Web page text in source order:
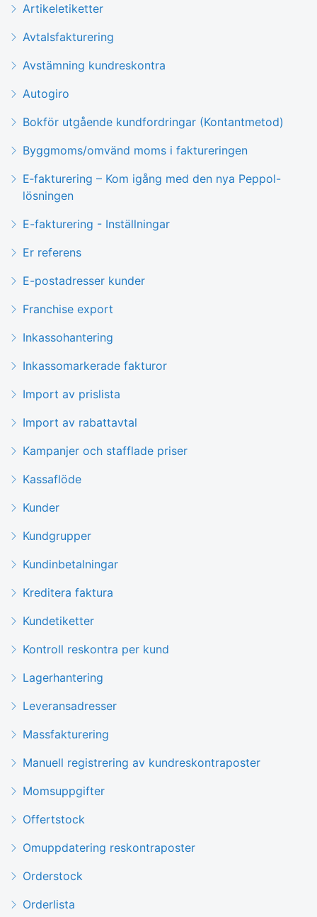
Artikeletiketter
Avtalsfakturering
Avstämning kundreskontra
Autogiro
Bokför utgående kundfordringar (Kontantmetod)
Byggmoms/omvänd moms i faktureringen
E‑fakturering – Kom igång med den nya Peppol-
lösningen
E-fakturering - Inställningar
Er referens
E-postadresser kunder
Franchise export
Inkassohantering
Inkassomarkerade fakturor
Import av prislista
Import av rabattavtal
Kampanjer och stafflade priser
Kassaflöde
Kunder
Kundgrupper
Kundinbetalningar
Kreditera faktura
Kundetiketter
Kontroll reskontra per kund
Lagerhantering
Leveransadresser
Massfakturering
Manuell registrering av kundreskontraposter
Momsuppgifter
Offertstock
Omuppdatering reskontraposter
Orderstock
Orderlista